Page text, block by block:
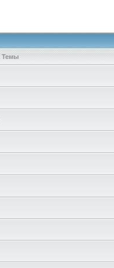
Темы